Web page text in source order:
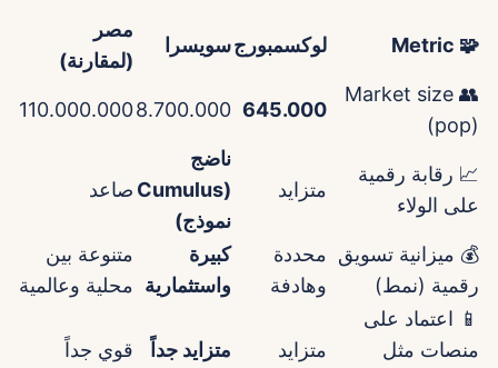
🧩 Metric لوكسمبورجسويسرا
مصر
(لمقارنة)
👥 Market size
(pop)
645.000
8.700.000
110.000.000
📈 رقابة رقمية
على الولاء
متزايد
ناضج
(Cumulus
نموذج)
صاعد
💰 ميزانية تسويق
رقمية (نمط)
محددة
وهادفة
كبيرة
واستثمارية
متنوعة بين
محلية وعالمية
📱 اعتماد على
منصات مثل
متزايد متزايد جداً قوي جداً